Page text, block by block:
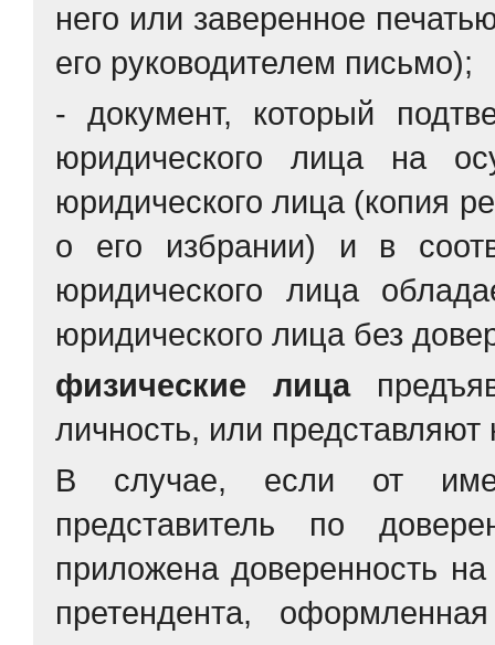
него или заверенное
его руководителем письмо);
- документ, который
юридического лица на
юридического лица (копия
о его избрании) и в
юридического лица
юридического лица без
физические лица
личность, или представляют
В случае, если от
представитель по
приложена доверенность
претендента,